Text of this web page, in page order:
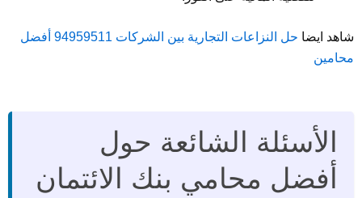
شاهد ايضا
حل النزاعات التجارية بين الشركات 94959511 أفضل
محامين
الأسئلة الشائعة حول
أفضل محامي بنك الائتمان